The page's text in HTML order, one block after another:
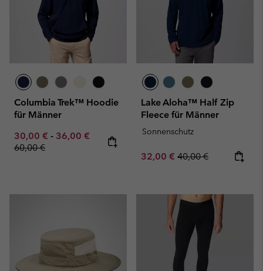
Columbia Trek™ Hoodie
für Männer
Minimum sale price:
30,00 € - Maximum sale price:
36,00 € Regular price:
60,00 €
Lake Aloha™ Half Zip
Fleece für Männer
Sonnenschutz
Sale price:
32,00 € Regular price:
40,00 €